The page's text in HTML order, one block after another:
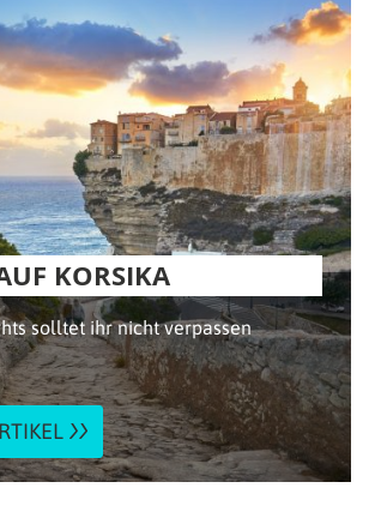
KORSIKA
solltet ihr nicht verpassen